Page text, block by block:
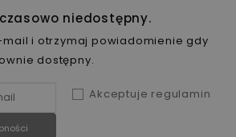
niedostępny.
i otrzymaj powiadomienie gdy
dostępny.
Akceptuje regulamin